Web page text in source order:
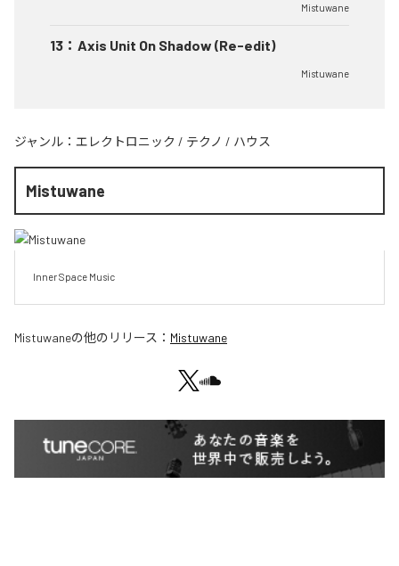
Mistuwane
13 ： Axis Unit On Shadow (Re-edit)
Mistuwane
ジャンル： エレクトロニック / テクノ / ハウス
Mistuwane
Inner Space Music
Mistuwaneの他のリリース： Mistuwane